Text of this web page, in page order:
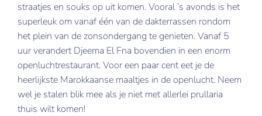
Nice
Verona
straatjes en souks op uit komen. Vooral ’s avonds is het
superleuk om vanaf één van de dakterrassen rondom
het plein van de zonsondergang te genieten. Vanaf 5
uur verandert Djeema El Fna bovendien in een enorm
openluchtrestaurant. Voor een paar cent eet je de
heerlijkste Marokkaanse maaltjes in de openlucht. Neem
wel je stalen blik mee als je niet met allerlei prullaria
thuis wilt komen!